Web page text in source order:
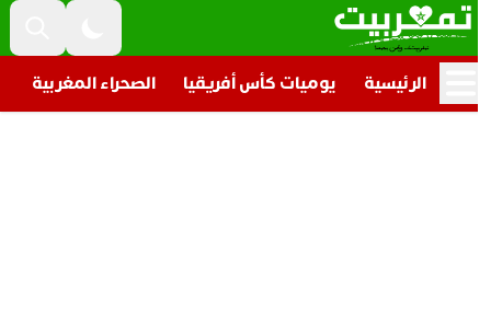
الرئيسية يوميات كأس أفريقيا الصحراء المغربية